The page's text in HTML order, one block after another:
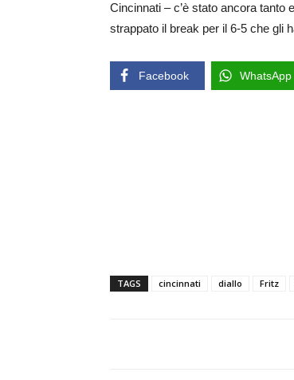
Cincinnati – c’è stato ancora tanto
strappato il break per il 6-5 che gli
Facebook WhatsApp
TAGS cincinnati diallo Fritz